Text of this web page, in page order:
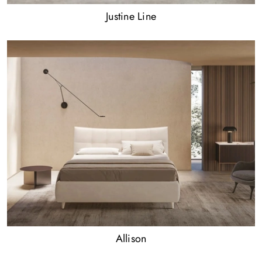
Justine Line
Allison